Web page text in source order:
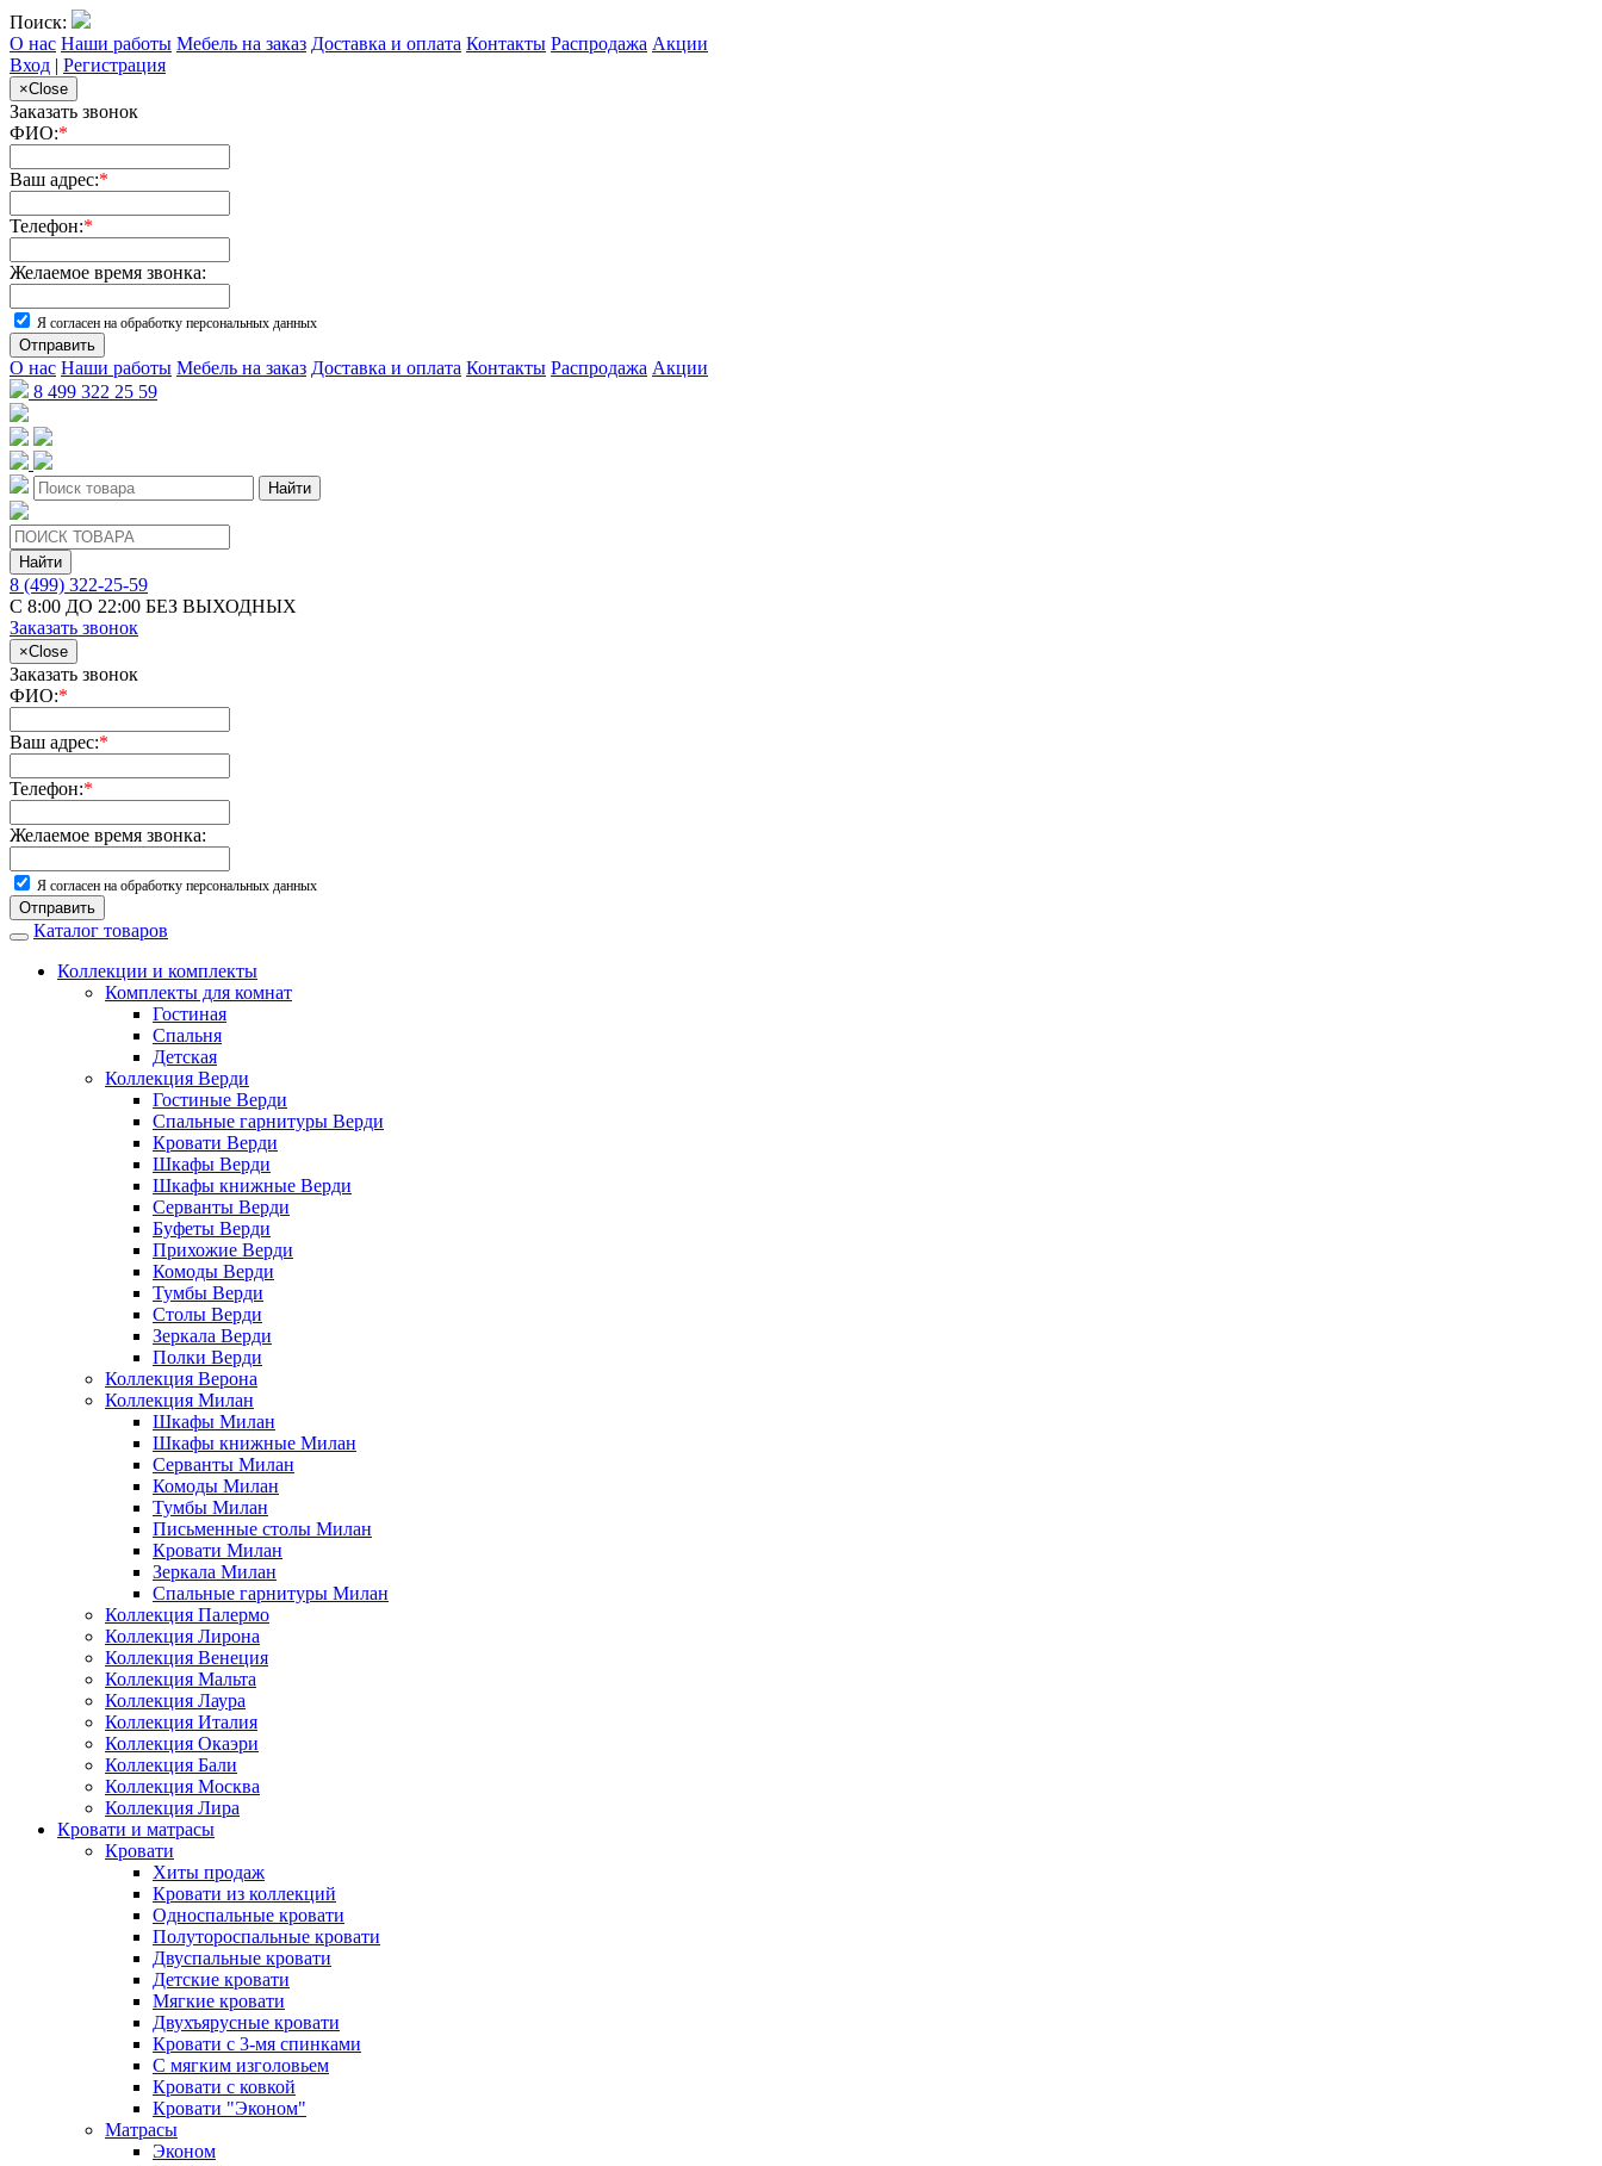
Поиск:
О нас Наши работы Мебель на заказ Доставка и оплата Контакты Распродажа Акции
Вход | Регистрация
×Close
Заказать звонок
ФИО:*
Ваш адрес:*
Телефон:*
Желаемое время звонка:
Я согласен на обработку персональных данных
Отправить
О нас Наши работы Мебель на заказ Доставка и оплата Контакты Распродажа Акции
8 499 322 25 59
Найти
Найти
8 (499) 322-25-59
С 8:00 ДО 22:00 БЕЗ ВЫХОДНЫХ
Заказать звонок
×Close
Заказать звонок
ФИО:*
Ваш адрес:*
Телефон:*
Желаемое время звонка:
Я согласен на обработку персональных данных
Отправить
Каталог товаров
Коллекции и комплекты
Комплекты для комнат
Гостиная
Спальня
Детская
Коллекция Верди
Гостиные Верди
Спальные гарнитуры Верди
Кровати Верди
Шкафы Верди
Шкафы книжные Верди
Серванты Верди
Буфеты Верди
Прихожие Верди
Комоды Верди
Тумбы Верди
Столы Верди
Зеркала Верди
Полки Верди
Коллекция Верона
Коллекция Милан
Шкафы Милан
Шкафы книжные Милан
Серванты Милан
Комоды Милан
Тумбы Милан
Письменные столы Милан
Кровати Милан
Зеркала Милан
Спальные гарнитуры Милан
Коллекция Палермо
Коллекция Лирона
Коллекция Венеция
Коллекция Мальта
Коллекция Лаура
Коллекция Италия
Коллекция Окаэри
Коллекция Бали
Коллекция Москва
Коллекция Лира
Кровати и матрасы
Кровати
Хиты продаж
Кровати из коллекций
Односпальные кровати
Полутороспальные кровати
Двуспальные кровати
Детские кровати
Мягкие кровати
Двухъярусные кровати
Кровати с 3-мя спинками
С мягким изголовьем
Кровати с ковкой
Кровати "Эконом"
Матрасы
Эконом